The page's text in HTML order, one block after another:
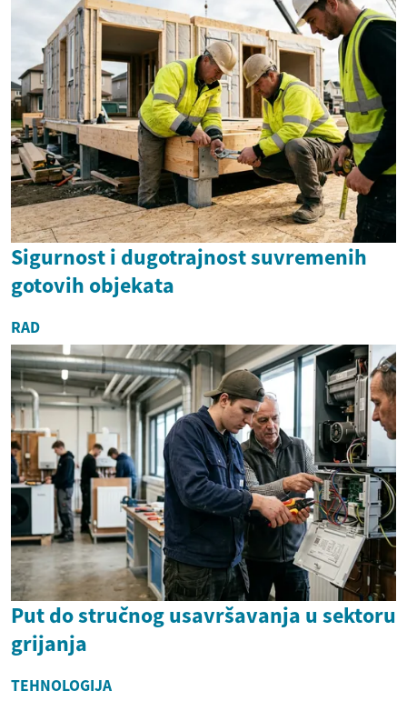
Sigurnost i dugotrajnost suvremenih
gotovih objekata
RAD
Put do stručnog usavršavanja u sektoru
grijanja
TEHNOLOGIJA